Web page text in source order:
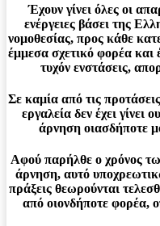
Έχουν γίνει όλες οι
ενέργειες βάσει της
νομοθεσίας, προς κάθε
έμμεσα σχετικό φορέα και
τυχόν ενστάσεις,
Σε καμία από τις
εργαλεία δεν έχει
άρνηση οιασδήποτε
Αφού παρήλθε ο χρόνος
άρνηση, αυτό
πράξεις θεωρούνται
από οιονδήποτε φορέα,